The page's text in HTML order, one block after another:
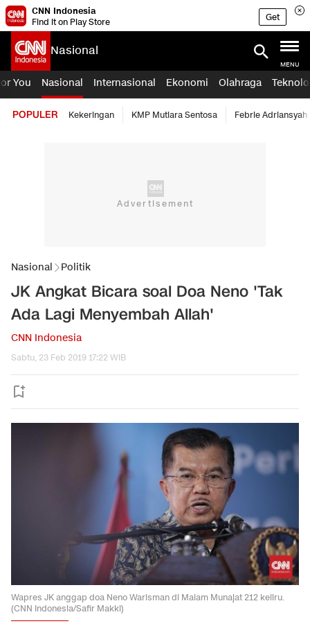
CNN Indonesia
Find it on Play Store
Get
Nasional
MENU
You Nasional Internasional Ekonomi Olahraga
POPULER Kekeringan KMP Mutiara Sentosa Febrie Adriansyah
Nasional Politik
JK Angkat Bicara soal Doa Neno 'Tak
Ada Lagi Menyembah Allah'
CNN Indonesia
Sabtu, 23 Feb 2019 17:22 WIB
Wapres JK anggap doa Neno Warisman di Malam Munajat 212 keliru.
(CNN Indonesia/Safir Makki)